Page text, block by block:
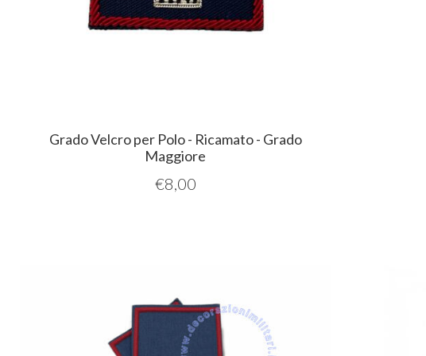
Grado Velcro per Polo - Ricamato - Grado
Maggiore
€8,00